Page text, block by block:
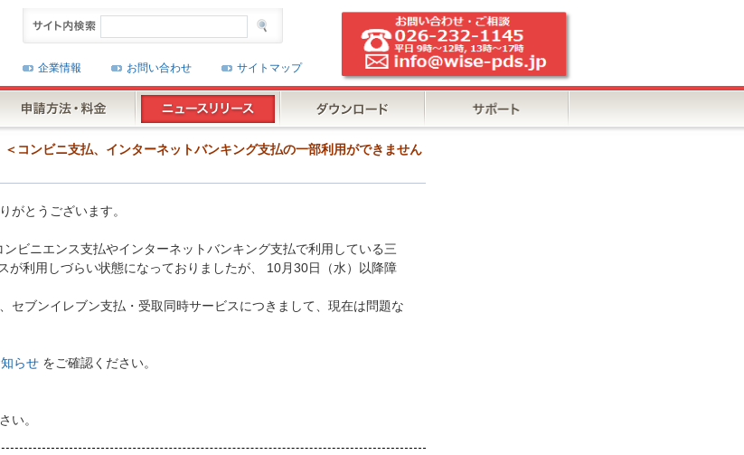
企業情報
お問い合わせ サイトマップ
ンビニ支払、インターネットバンキング支払の一部利用ができません
がとうございます。
ビニエンス支払やインターネットバンキング支払で利用している三
が利用しづらい状態になっておりましたが、 10月30日（水）以降障
セブンイレブン支払・受取同時サービスにつきまして、現在は問題な
らせ をご確認ください。
い。